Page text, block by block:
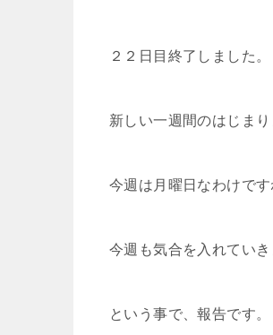
２２日目終了しました。
新しい一週間のはじまり
今週は月曜日なわけです
今週も気合を入れてい
という事で、報告です。